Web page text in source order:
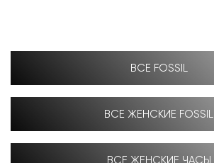
ВСЕ FOSSIL
ВСЕ ЖЕНСКИЕ FOSSIL